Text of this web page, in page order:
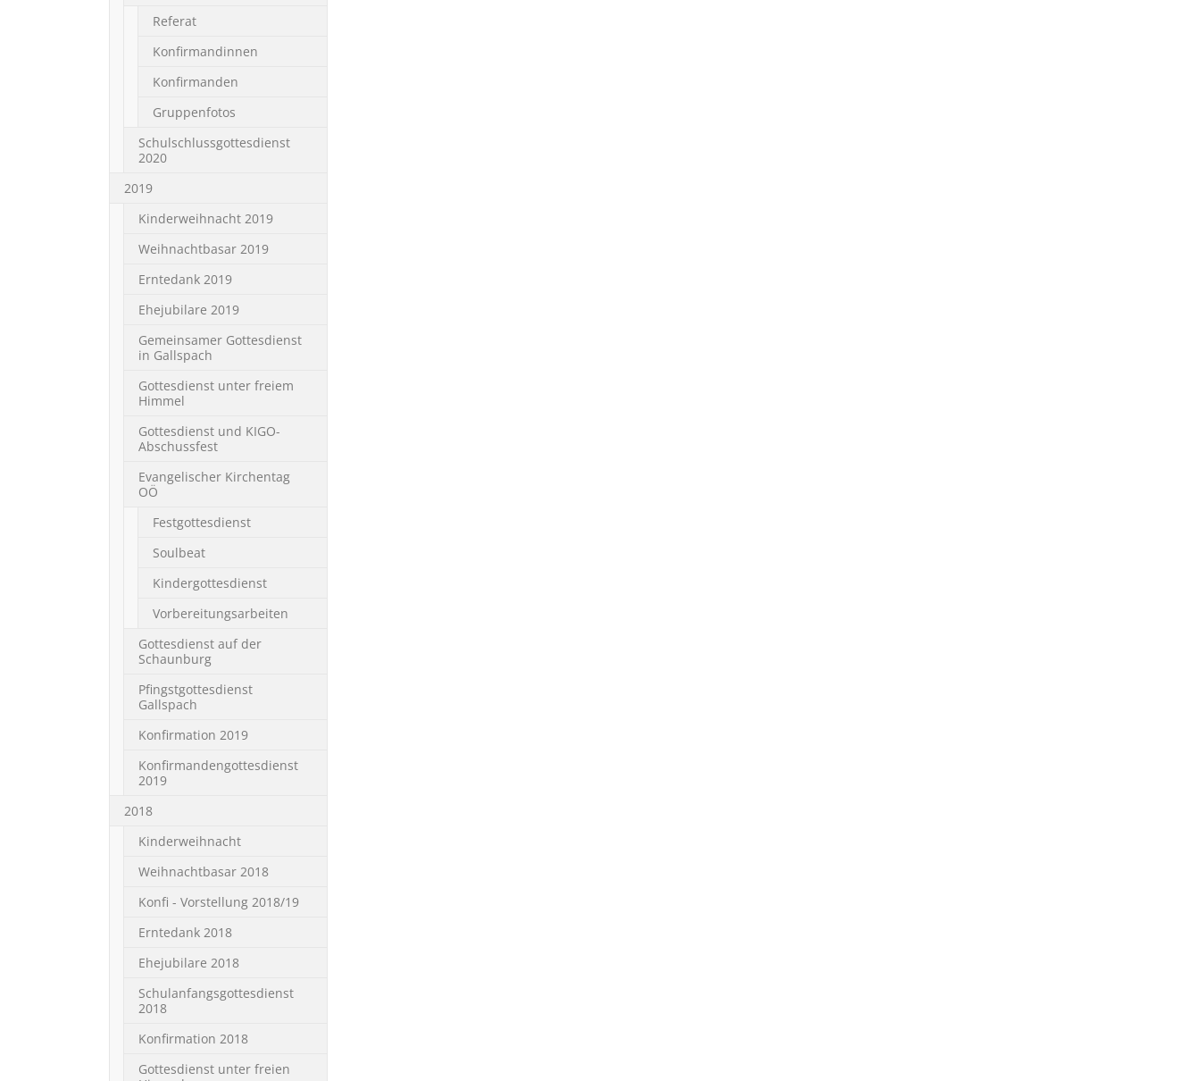
Referat
Konfirmandinnen
Konfirmanden
Gruppenfotos
Schulschlussgottesdienst
2020
2019
Kinderweihnacht 2019
Weihnachtbasar 2019
Erntedank 2019
Ehejubilare 2019
Gemeinsamer Gottesdienst
in Gallspach
Gottesdienst unter freiem
Himmel
Gottesdienst und KIGO-
Abschussfest
Evangelischer Kirchentag
OÖ
Festgottesdienst
Soulbeat
Kindergottesdienst
Vorbereitungsarbeiten
Gottesdienst auf der
Schaunburg
Pfingstgottesdienst
Gallspach
Konfirmation 2019
Konfirmandengottesdienst
2019
2018
Kinderweihnacht
Weihnachtbasar 2018
Konfi - Vorstellung 2018/19
Erntedank 2018
Ehejubilare 2018
Schulanfangsgottesdienst
2018
Konfirmation 2018
Gottesdienst unter freien